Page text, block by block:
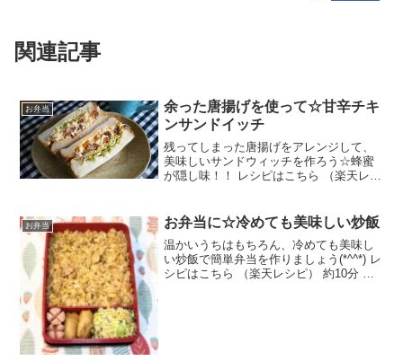
関連記事
お弁当
余った唐揚げを使って☆甘辛チキ
ンサンドイッチ
残ってしまった唐揚げをアレンジして、
美味しいサンドウィッチを作ろう☆蜂蜜
が隠し味！！ レシピはこちら （楽天レシ
き肉のタレ★マヨネーズ★蜂蜜★塩こし
ょうみんな...
お弁当 お弁当に☆冷めても美味しい炒飯
温かいうちはもちろん、冷めても美味し
い炒飯で簡単弁当を作りましょう(*^^*) レ
シピはこちら （楽天レシピ） 約10分 指